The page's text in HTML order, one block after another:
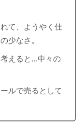
て、ようやく仕
少なさ。
えると…中々の
ルで売るとして